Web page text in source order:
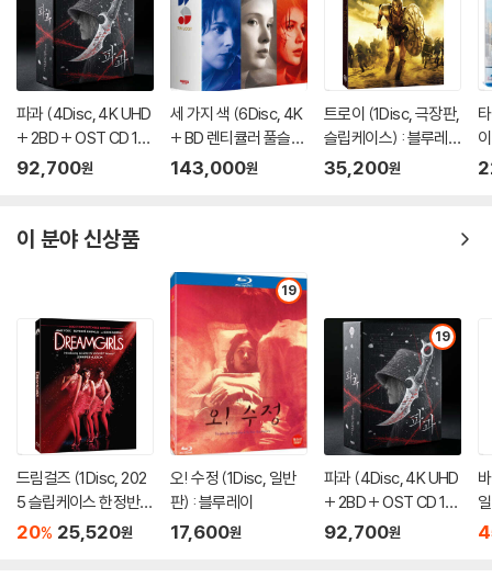
파과 (4Disc, 4K UHD
+ 2BD + OST CD 15
00장 한정 스틸북 한정
92,700원
세 가지 색 (6Disc, 4K
+ BD 렌티큘러 풀슬립
트릴로지 박스 한정판)
143,000원
트로이 (1Disc, 극장판,
슬립케이스) : 블루레
이
35,200원
이
이 분야 신상품
드림걸즈 (1Disc, 202
5 슬립케이스 한정반 B
D) : 블루레이
20% 25,520원
19
오! 수정 (1Disc, 일반
판) : 블루레이
17,600원
19
파과 (4Disc, 4K UHD
+ 2BD + OST CD 15
00장 한정 스틸북 한정
92,700원